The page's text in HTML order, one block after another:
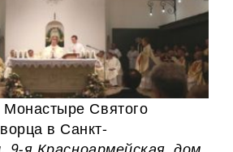
Монастыре Святого
в Санкт-